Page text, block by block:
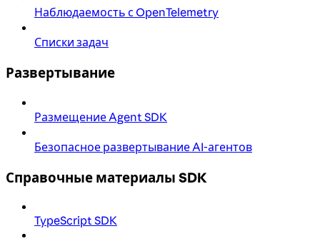
Наблюдаемость с OpenTelemetry
Списки задач
Развертывание
Размещение Agent SDK
Безопасное развертывание AI-агентов
Справочные материалы SDK
TypeScript SDK